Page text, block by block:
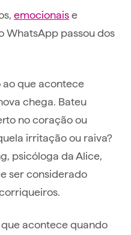
emocionaise
WhatsApp passou dos
que acontece
chega. Bateu
no coração ou
irritação ou raiva?
psicóloga da Alice,
ser considerado
acontece quando